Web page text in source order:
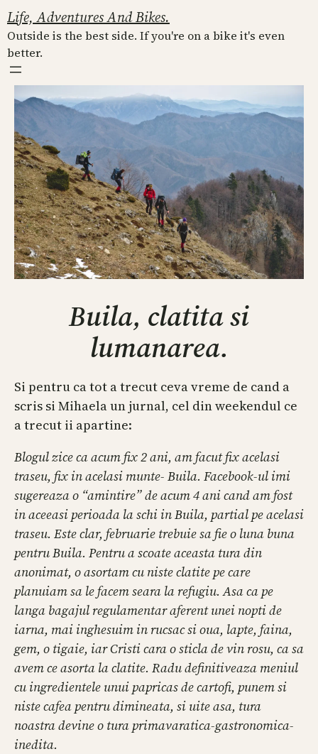
Skip
to
content
Life, Adventures And Bikes.
Outside is the best side. If you're on a bike it's even
better.
Buila, clatita si
lumanarea.
Si pentru ca tot a trecut ceva vreme de cand a
scris si Mihaela un jurnal, cel din weekendul ce
a trecut ii apartine:
Blogul zice ca acum fix 2 ani, am facut fix acelasi
traseu, fix in acelasi munte- Buila. Facebook-ul imi
sugereaza o “amintire” de acum 4 ani cand am fost
in aceeasi perioada la schi in Buila, partial pe acelasi
traseu. Este clar, februarie trebuie sa fie o luna buna
pentru Buila. Pentru a scoate aceasta tura din
anonimat, o asortam cu niste clatite pe care
planuiam sa le facem seara la refugiu. Asa ca pe
langa bagajul regulamentar aferent unei nopti de
iarna, mai inghesuim in rucsac si oua, lapte, faina,
gem, o tigaie, iar Cristi cara o sticla de vin rosu, ca sa
avem ce asorta la clatite. Radu definitiveaza meniul
cu ingredientele unui papricas de cartofi, punem si
niste cafea pentru dimineata, si uite asa, tura
noastra devine o tura primavaratica-gastronomica-
inedita.